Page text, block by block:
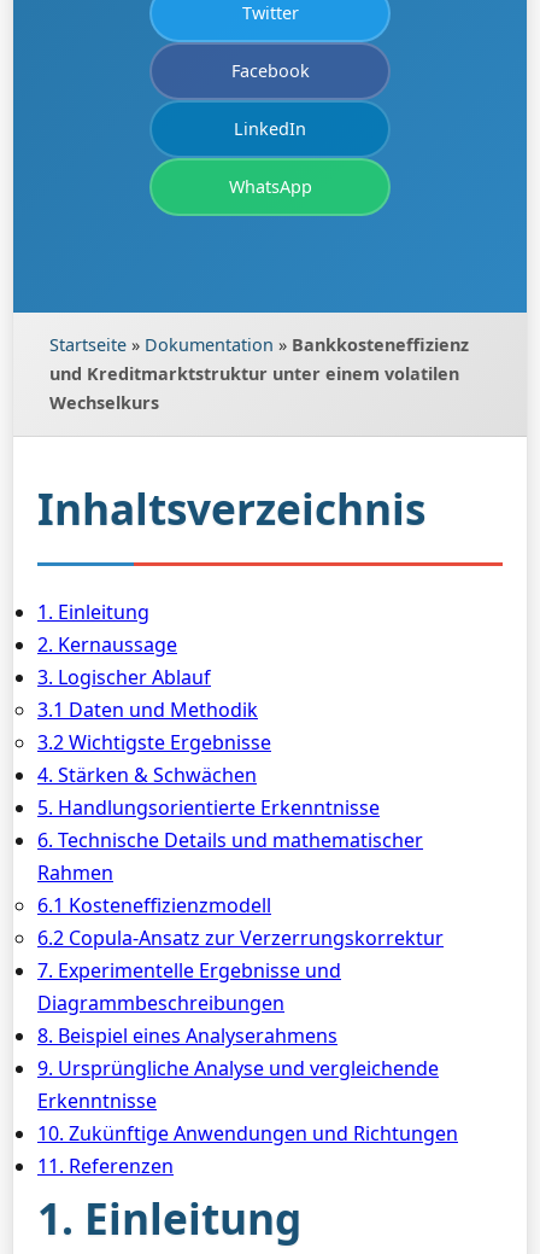
Twitter
Facebook
LinkedIn
WhatsApp
Startseite » Dokumentation » Bankkosteneffizienz
und Kreditmarktstruktur unter einem volatilen
Wechselkurs
Inhaltsverzeichnis
1. Einleitung
2. Kernaussage
3. Logischer Ablauf
3.1 Daten und Methodik
3.2 Wichtigste Ergebnisse
4. Stärken & Schwächen
5. Handlungsorientierte Erkenntnisse
6. Technische Details und mathematischer
Rahmen
6.1 Kosteneffizienzmodell
6.2 Copula-Ansatz zur Verzerrungskorrektur
7. Experimentelle Ergebnisse und
Diagrammbeschreibungen
8. Beispiel eines Analyserahmens
9. Ursprüngliche Analyse und vergleichende
Erkenntnisse
10. Zukünftige Anwendungen und Richtungen
11. Referenzen
1. Einleitung